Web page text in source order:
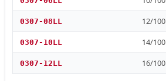
0307-08LL 12/100
0307-10LL 14/100
0307-12LL 16/100